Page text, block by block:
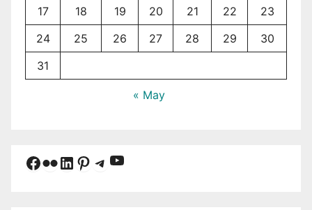
17 18 19 20 21 22
23
24
25 26 27 28 29
30
31
« May
Facebook
Flickr
LinkedIn
Pinterest
Telegram
YouTube